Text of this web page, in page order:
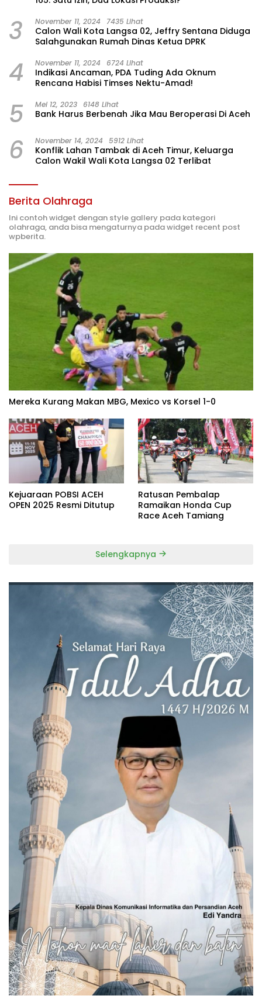
3 November 11, 2024 7435 Lihat
Calon Wali Kota Langsa 02, Jeffry Sentana Diduga
Salahgunakan Rumah Dinas Ketua DPRK
4 November 11, 2024 6724 Lihat
Indikasi Ancaman, PDA Tuding Ada Oknum
Rencana Habisi Timses Nektu-Amad!
5 Mei 12, 2023 6148 Lihat
Bank Harus Berbenah Jika Mau Beroperasi Di Aceh
6 November 14, 2024 5912 Lihat
Konflik Lahan Tambak di Aceh Timur, Keluarga
Calon Wakil Wali Kota Langsa 02 Terlibat
Berita Olahraga
Ini contoh widget dengan style gallery pada kategori
olahraga, anda bisa mengaturnya pada widget recent post
wpberita.
Mereka Kurang Makan MBG, Mexico vs Korsel 1-0
Kejuaraan POBSI ACEH
OPEN 2025 Resmi Ditutup
Ratusan Pembalap
Ramaikan Honda Cup
Race Aceh Tamiang
Selengkapnya